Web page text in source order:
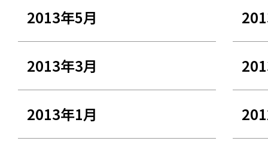
2013年5月
2013年3月
2013年1月